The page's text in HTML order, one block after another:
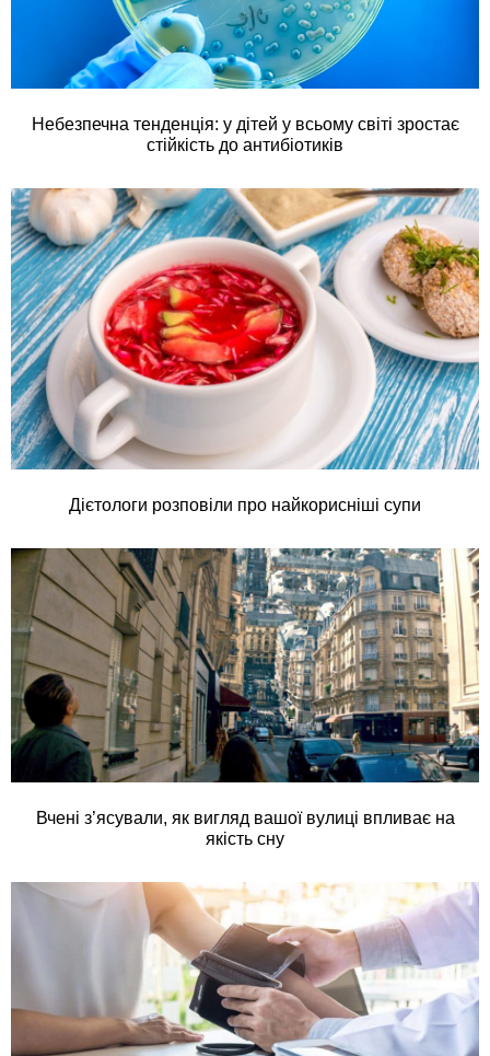
Небезпечна тенденція: у дітей у всьому світі зростає
стійкість до антибіотиків
Дієтологи розповіли про найкорисніші супи
Вчені з’ясували, як вигляд вашої вулиці впливає на
якість сну